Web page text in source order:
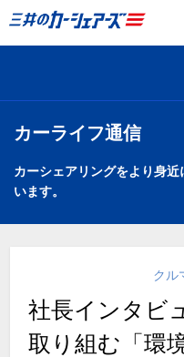
カーライフ通信
カーシェアリングをより身
います。
クル
社長インタビ
取り組む「環